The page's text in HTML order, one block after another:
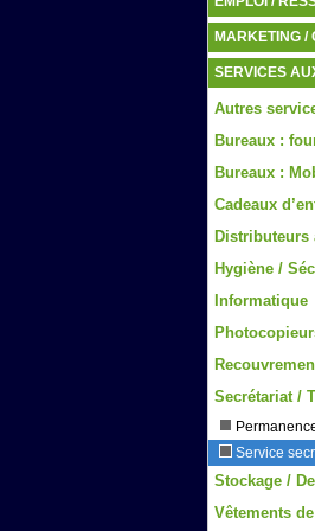
MARKETING /
SERVICES
Autres
Bureaux :
Bureaux :
Cadeaux
Distributeurs
Hygiène /
Informatique
Secrétariat /
Service
Stockage /
Vêtements de